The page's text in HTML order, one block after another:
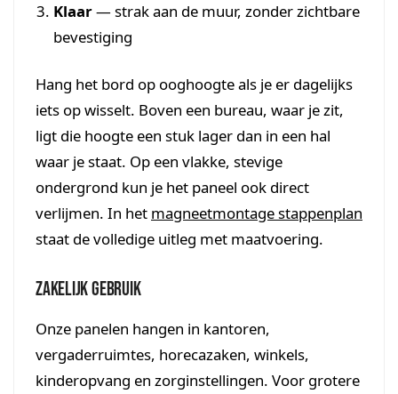
Klaar— strak aan de muur, zonder zichtbare
bevestiging
Hang het bord op ooghoogte als je er dagelijks
iets op wisselt. Boven een bureau, waar je zit,
ligt die hoogte een stuk lager dan in een hal
waar je staat. Op een vlakke, stevige
ondergrond kun je het paneel ook direct
verlijmen. In het magneetmontage stappenplan
staat de volledige uitleg met maatvoering.
Zakelijk gebruik
Onze panelen hangen in kantoren,
vergaderruimtes, horecazaken, winkels,
kinderopvang en zorginstellingen. Voor grotere